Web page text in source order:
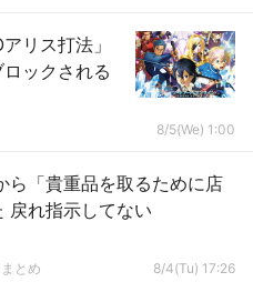
リス打法」
ックされる
8/5(We) 1:00
ら「貴重品を取るために店
戻れ指示してない
とめ 8/4(Tu) 17:26